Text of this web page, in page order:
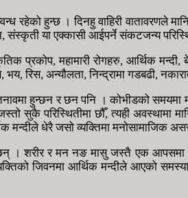
रहेको हुन्छ । दिनहु वाहिरी वातावरणले
संस्कृती या एक्कासी आईपर्ने संकटजन्य
प्रकोप, महामारी रोगहरु, आर्थिक
भय, रिस, अन्यौलता, निन्द्रामा गडबढी,
हुन्छन र छन पनि । कोभीडको
सुकै परिस्थितीमा छौँ, त्यही अवस्थामा
मन्दीले धेरै जसो व्यक्तिमा मनोसामाजिक
शरीर र मन नङ मासु जस्तै एक आपसमा
जिवनमा आर्थिक मन्दीले आएको